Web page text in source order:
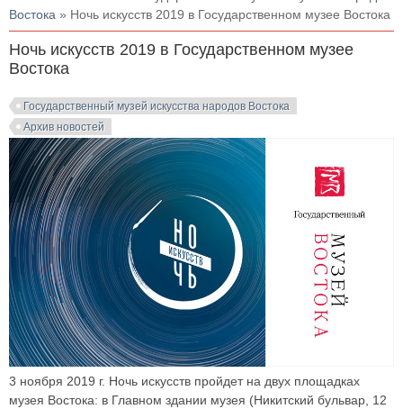
Востока » Ночь искусств 2019 в Государственном музее Востока
Ночь искусств 2019 в Государственном музее
Востока
Государственный музей искусства народов Востока
Архив новостей
3 ноября 2019 г. Ночь искусств пройдет на двух площадках
музея Востока: в Главном здании музея (Никитский бульвар, 12